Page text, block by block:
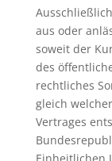
aus oder
soweit der
des
rechtliches
gleich
Vertrages